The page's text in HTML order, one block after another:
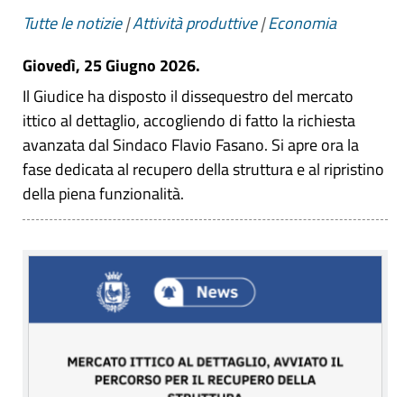
Tutte le notizie|Attività produttive|Economia
Giovedì, 25 Giugno 2026.
Il Giudice ha disposto il dissequestro del mercato
ittico al dettaglio, accogliendo di fatto la richiesta
avanzata dal Sindaco Flavio Fasano. Si apre ora la
fase dedicata al recupero della struttura e al ripristino
della piena funzionalità.